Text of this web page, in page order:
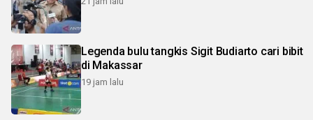
Legenda bulu tangkis Sigit Budiarto cari bibit
di Makassar
19 jam lalu